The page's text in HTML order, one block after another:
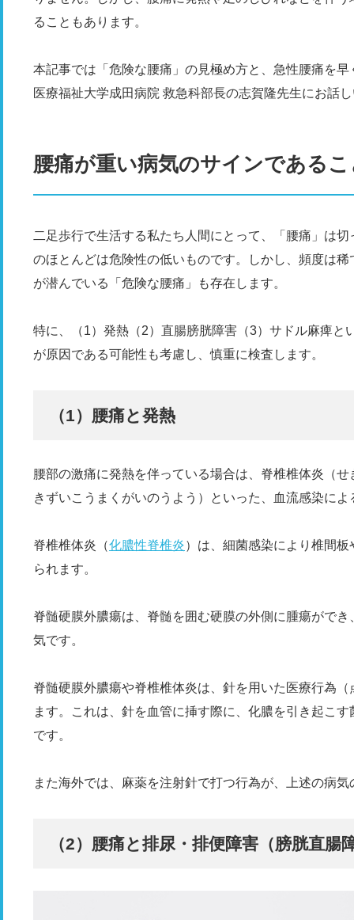
ることもあります。
本記事では「危険な腰痛」の見極め方と、急性腰痛を
医療福祉大学成田病院 救急科部長の志賀隆先生にお話
腰痛が重い病気のサインである
二足歩行で生活する私たち人間にとって、「腰痛」は
のほとんどは危険性の低いものです。しかし、頻度は
が潜んでいる「危険な腰痛」も存在します。
特に、（1）発熱（2）直腸膀胱障害（3）サドル麻痺と
が原因である可能性も考慮し、慎重に検査します。
（1）腰痛と発熱
腰部の激痛に発熱を伴っている場合は、脊椎椎体炎（
きずいこうまくがいのうよう）といった、血流感染に
脊椎椎体炎（化膿性脊椎炎）は、細菌感染により椎間
られます。
脊髄硬膜外膿瘍は、脊髄を囲む硬膜の外側に腫瘍がで
気です。
脊髄硬膜外膿瘍や脊椎椎体炎は、針を用いた医療行為
ます。これは、針を血管に挿す際に、化膿を引き起こ
です。
また海外では、麻薬を注射針で打つ行為が、上述の病
（2）腰痛と排尿・排便障害（膀胱直腸